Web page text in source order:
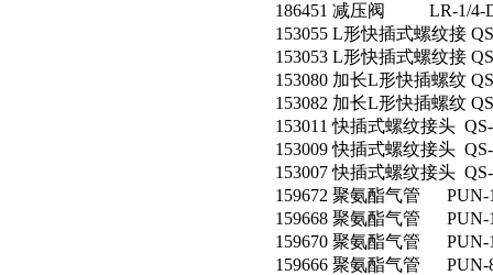
186451 减压阀 LR-1/4-
153055 L形快插式螺纹接
153053 L形快插式螺纹接
153080 加长L形快插螺纹
153082 加长L形快插螺纹
153011 快插式螺纹接头
153009 快插式螺纹接头
153007 快插式螺纹接头
159672 聚氨酯气管 PUN-
159668 聚氨酯气管 PUN-
159670 聚氨酯气管 PUN-
159666 聚氨酯气管 PUN-